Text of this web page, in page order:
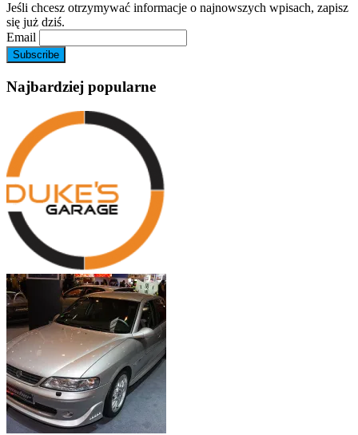
Jeśli chcesz otrzymywać informacje o najnowszych wpisach, zapisz
się już dziś.
Email
Najbardziej popularne